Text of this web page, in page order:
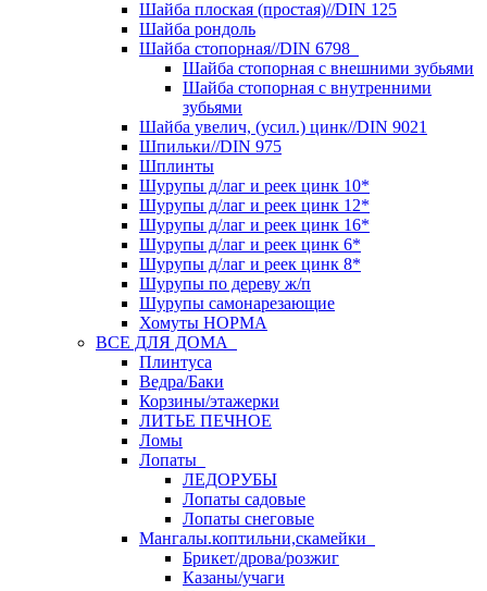
Шайба плоская (простая)//DIN 125
Шайба рондоль
Шайба стопорная//DIN 6798
Шайба стопорная с внешними зубьями
Шайба стопорная с внутренними
зубьями
Шайба увелич, (усил.) цинк//DIN 9021
Шпильки//DIN 975
Шплинты
Шурупы д/лаг и реек цинк 10*
Шурупы д/лаг и реек цинк 12*
Шурупы д/лаг и реек цинк 16*
Шурупы д/лаг и реек цинк 6*
Шурупы д/лаг и реек цинк 8*
Шурупы по дереву ж/п
Шурупы самонарезающие
Хомуты НОРМА
ВСЕ ДЛЯ ДОМА
Плинтуса
Ведра/Баки
Корзины/этажерки
ЛИТЬЕ ПЕЧНОЕ
Ломы
Лопаты
ЛЕДОРУБЫ
Лопаты садовые
Лопаты снеговые
Мангалы.коптильни,скамейки
Брикет/дрова/розжиг
Казаны/учаги